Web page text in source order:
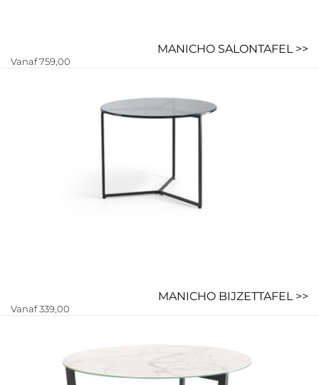
MANICHO SALONTAFEL >>
Vanaf 759,00
MANICHO BIJZETTAFEL >>
Vanaf 339,00